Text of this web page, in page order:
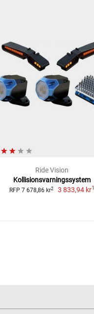
Ride Vision
Kollisionsvarningssystem
RFP 7 678,86 kr2 3 833,94 kr1